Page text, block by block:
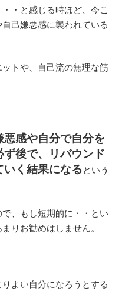
・と感じる時ほど、今こ
己嫌悪感に襲われている
トや、自己流の無理な筋
感や自分で自分を
後で、リバウンド
く結果になるという
、もし短期的に・・とい
りお勧めはしません。
よい自分になろうとする